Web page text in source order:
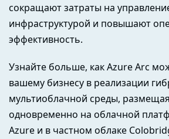
сокращают затраты на
инфраструктурой и повышают
эффективность.
Узнайте больше, как Azure Arc
вашему бизнесу в реализации
мультиоблачной среды,
одновременно на облачной
Azure и в частном облаке